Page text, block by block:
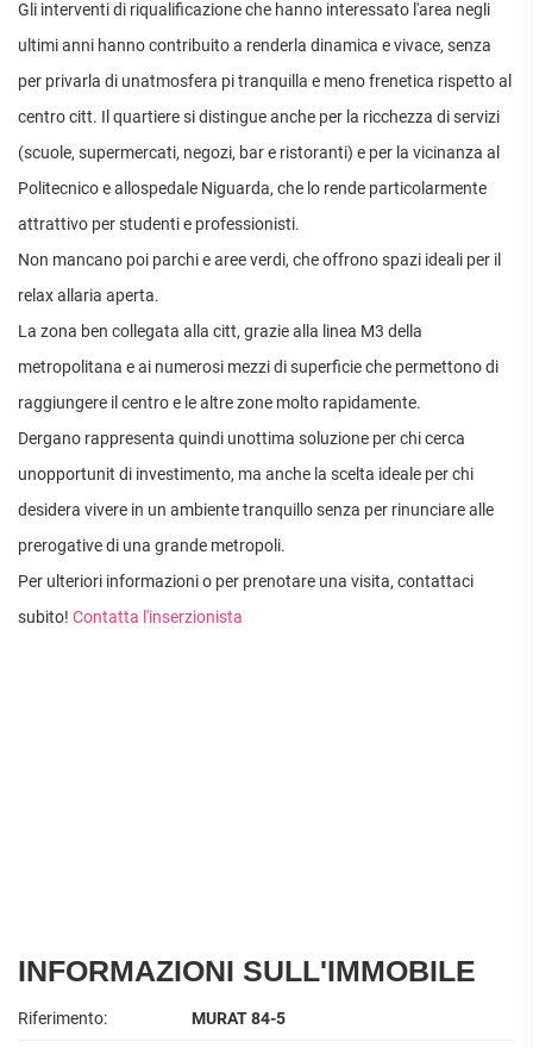
Gli interventi di riqualificazione che hanno interessato l'area negli
ultimi anni hanno contribuito a renderla dinamica e vivace, senza
per privarla di unatmosfera pi tranquilla e meno frenetica rispetto al
centro citt. Il quartiere si distingue anche per la ricchezza di servizi
(scuole, supermercati, negozi, bar e ristoranti) e per la vicinanza al
Politecnico e allospedale Niguarda, che lo rende particolarmente
attrattivo per studenti e professionisti.
Non mancano poi parchi e aree verdi, che offrono spazi ideali per il
relax allaria aperta.
La zona ben collegata alla citt, grazie alla linea M3 della
metropolitana e ai numerosi mezzi di superficie che permettono di
raggiungere il centro e le altre zone molto rapidamente.
Dergano rappresenta quindi unottima soluzione per chi cerca
unopportunit di investimento, ma anche la scelta ideale per chi
desidera vivere in un ambiente tranquillo senza per rinunciare alle
prerogative di una grande metropoli.
Per ulteriori informazioni o per prenotare una visita, contattaci
subito! Contatta l'inserzionista
INFORMAZIONI SULL'IMMOBILE
Riferimento: MURAT 84-5